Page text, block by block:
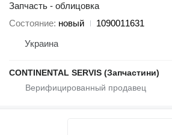
Запчасть - облицовка
Состояние новый
1090011631
Украина
CONTINENTAL SERVIS (Запчастини)